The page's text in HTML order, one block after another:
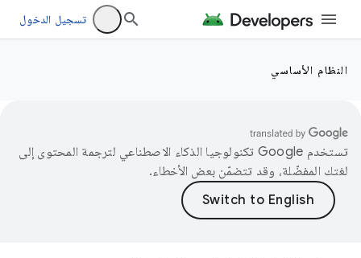
تسجيل الدخول
النظام الأساسي
تستخدم Google تكنولوجيا الذكاء الاصطناعي لترجمة المحتوى إلى
لغتك المفضّلة، وقد تتضمّن بعض الأخطاء.